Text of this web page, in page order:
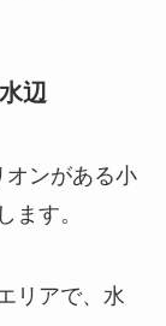
辺
オンがある小
ます。
リアで、水